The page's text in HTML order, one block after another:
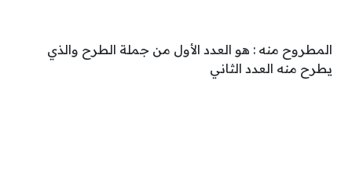
المطروح منه : هو العدد الأول من جملة الطرح والذي
يطرح منه العدد الثاني